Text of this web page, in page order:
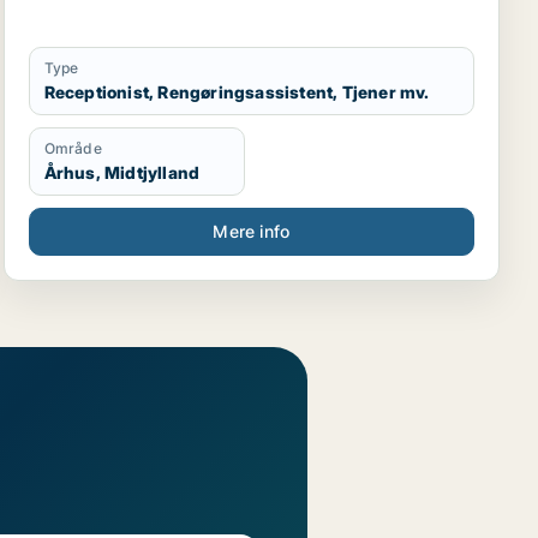
Type
Receptionist, Rengøringsassistent, Tjener mv.
Område
Århus, Midtjylland
Mere info